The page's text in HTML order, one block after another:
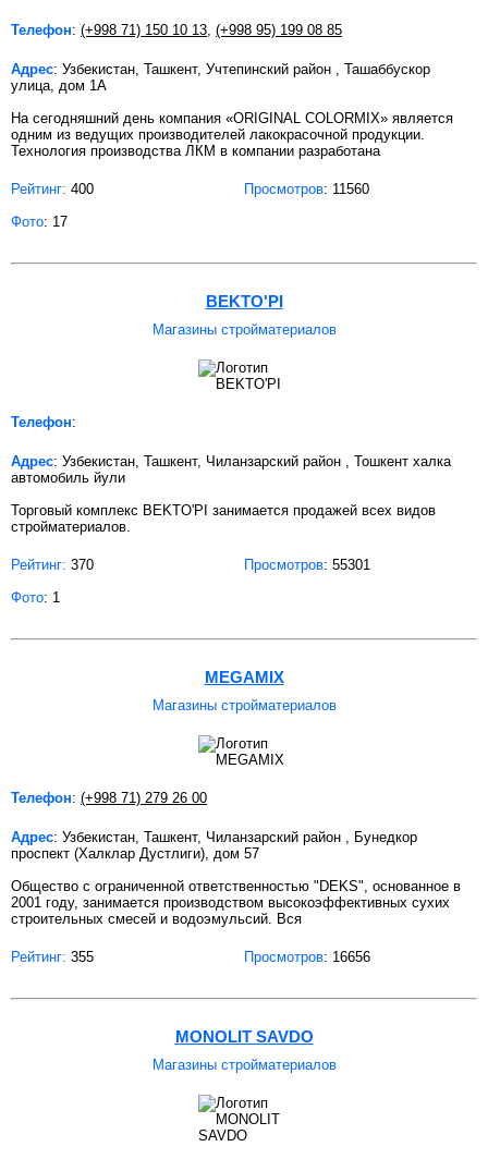
Телефон: (+998 71) 150 10 13 (+998 95) 199 08 85
Адрес: Узбекистан, Ташкент, Учтепинский район , Ташаббускор
улица, дом 1А
На сегодняшний день компания «ORIGINAL COLORMIX» является
одним из ведущих производителей лакокрасочной продукции.
Технология производства ЛКМ в компании разработана
Рейтинг: 400 Просмотров: 11560
Фото: 17
BEKTO'PI
Магазины стройматериалов
Телефон:
Адрес: Узбекистан, Ташкент, Чиланзарский район , Тошкент халка
автомобиль йули
Торговый комплекс BEKTO'PI занимается продажей всех видов
стройматериалов.
Рейтинг: 370 Просмотров: 55301
Фото: 1
MEGAMIX
Магазины стройматериалов
Телефон: (+998 71) 279 26 00
Адрес: Узбекистан, Ташкент, Чиланзарский район , Бунедкор
проспект (Халклар Дустлиги), дом 57
Общество с ограниченной ответственностью "DEKS", основанное в
2001 году, занимается производством высокоэффективных сухих
строительных смесей и водоэмульсий. Вся
Рейтинг: 355 Просмотров: 16656
MONOLIT SAVDO
Магазины стройматериалов